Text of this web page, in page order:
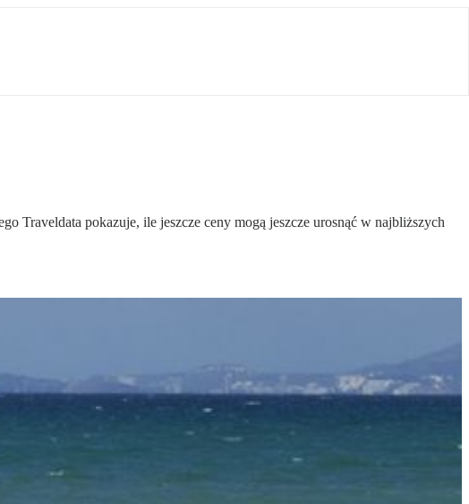
Traveldata pokazuje, ile jeszcze ceny mogą jeszcze urosnąć w najbliższych